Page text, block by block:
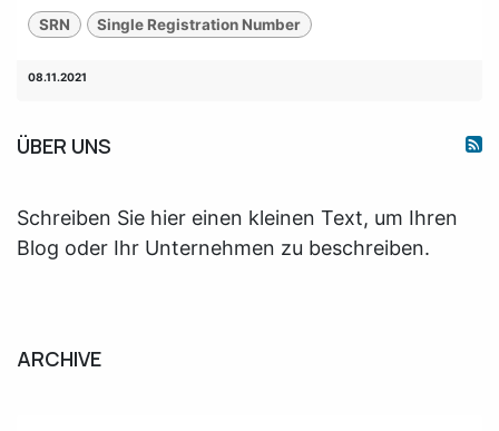
SRN
Single Registration Number
08.11.2021
ÜBER UNS
Schreiben Sie hier einen kleinen Text, um Ihren
Blog oder Ihr Unternehmen zu beschreiben.
ARCHIVE